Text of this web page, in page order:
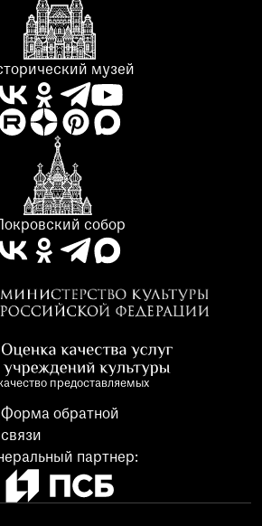
музей
Покровский собор
партнер:
предоставляемых
Форма обратной
связи